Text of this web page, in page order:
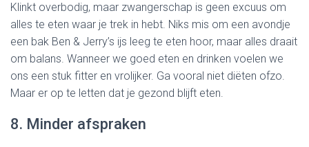
Klinkt overbodig, maar zwangerschap is geen excuus om
alles te eten waar je trek in hebt. Niks mis om een avondje
een bak Ben & Jerry’s ijs leeg te eten hoor, maar alles draait
om balans. Wanneer we goed eten en drinken voelen we
ons een stuk fitter en vrolijker. Ga vooral niet diëten ofzo.
Maar er op te letten dat je gezond blijft eten.
8. Minder afspraken